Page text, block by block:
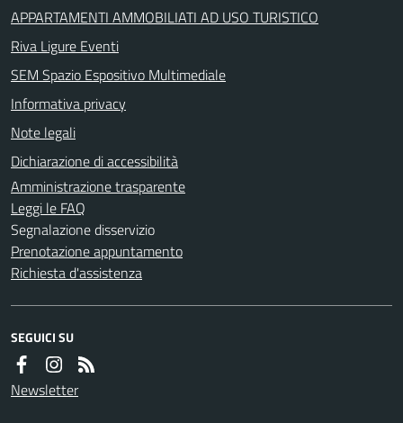
APPARTAMENTI AMMOBILIATI AD USO TURISTICO
Riva Ligure Eventi
SEM Spazio Espositivo Multimediale
Informativa privacy
Note legali
Dichiarazione di accessibilità
Amministrazione trasparente
Leggi le FAQ
Segnalazione disservizio
Prenotazione appuntamento
Richiesta d'assistenza
SEGUICI SU
Newsletter